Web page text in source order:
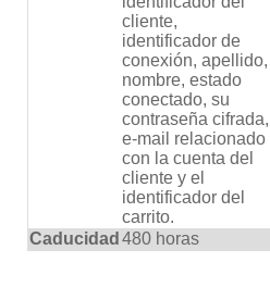
cliente,
identificador de
conexión, apellido,
nombre, estado
conectado, su
contraseña cifrada,
e-mail relacionado
con la cuenta del
cliente y el
identificador del
carrito.
Caducidad 480 horas